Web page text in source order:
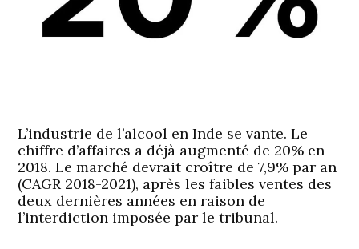
L’industrie de l’alcool en Inde se vante. Le
chiffre d’affaires a déjà augmenté de 20% en
2018. Le marché devrait croître de 7,9% par an
(CAGR 2018-2021), après les faibles ventes des
deux dernières années en raison de
l’interdiction imposée par le tribunal.